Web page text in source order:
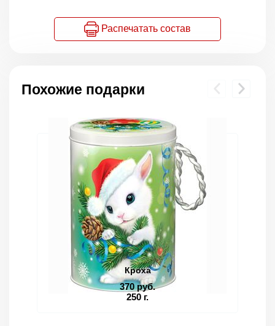
Распечатать состав
Похожие подарки
Кроха
370 руб.
250 г.